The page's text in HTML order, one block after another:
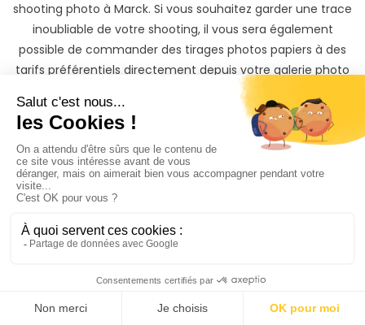
shooting photo à Marck. Si vous souhaitez garder une trace
inoubliable de votre shooting, il vous sera également
possible de commander des tirages photos papiers à des
tarifs préférentiels directement depuis votre galerie photo
Trouvez rapidement un
Photographe à Marck
même si vous n'avezpas
le temps de chercher
3 façons s'offrent à vous sur PhotoPresta pour trouver
comparant les offres comme décrit dans le paragraphe 1.